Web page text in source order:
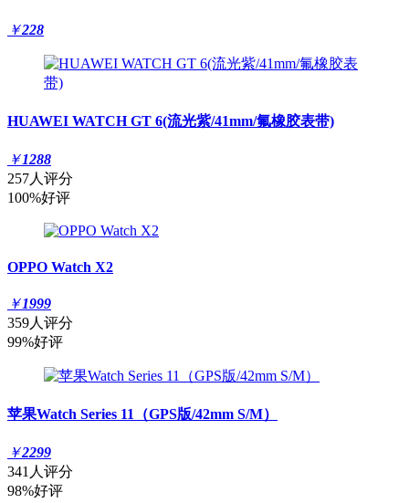
￥228
HUAWEI WATCH GT 6(流光紫/41mm/氟橡胶表带)
￥1288
257人评分
100%好评
OPPO Watch X2
￥1999
359人评分
99%好评
苹果Watch Series 11（GPS版/42mm S/M）
￥2299
341人评分
98%好评